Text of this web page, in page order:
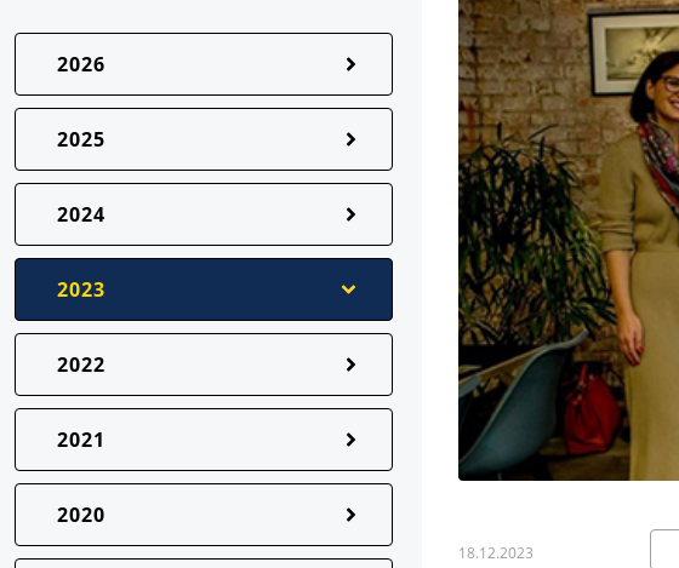
2026
2025
2024
2023
2022
2021
2020
18.12.2023